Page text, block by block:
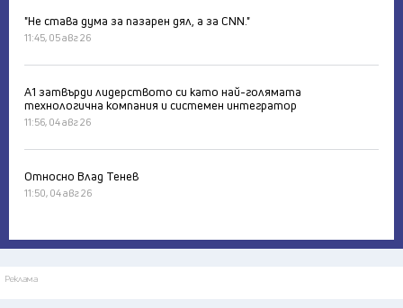
"Не става дума за пазарен дял, а за CNN."
11:45, 05 авг 26
А1 затвърди лидерството си като най-голямата
технологична компания и системен интегратор
11:56, 04 авг 26
Относно Влад Тенев
11:50, 04 авг 26
Реклама